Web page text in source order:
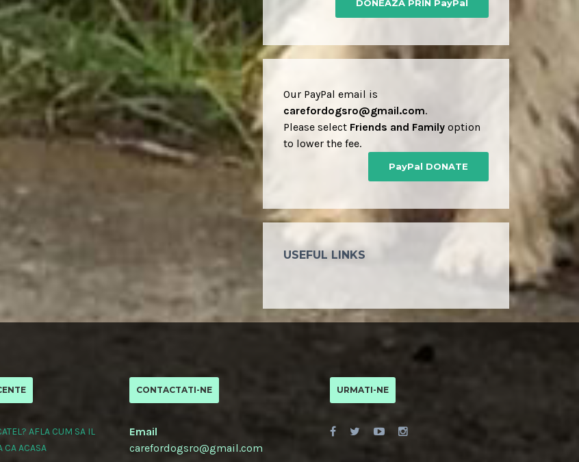
DONEAZA PRIN PayPal
Our PayPal email is
carefordogsro@gmail.com.
Please select Friends and Family option
to lower the fee.
PayPal DONATE
USEFUL LINKS
AFLA CUM SA IL
CA ACASA
CONTACTATI-NE
Email
carefordogsro@gmail.com
URMATI-NE